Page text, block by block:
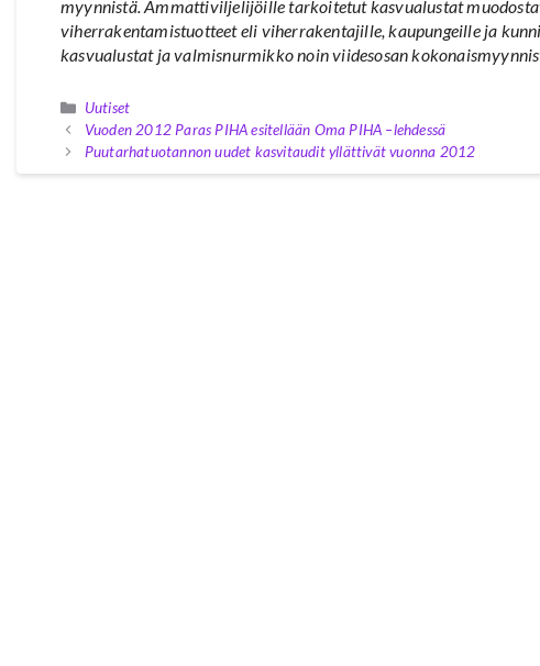
myynnistä. Ammattiviljelijöille tarkoitetut kasvualustat
viherrakentamistuotteet eli viherrakentajille, kaupungeille ja
kasvualustat ja valmisnurmikko noin viidesosan
Kategoriat
Uutiset
Vuoden 2012 Paras PIHA esitellään Oma PIHA –lehdessä
Puutarhatuotannon uudet kasvitaudit yllättivät vuonna 2012